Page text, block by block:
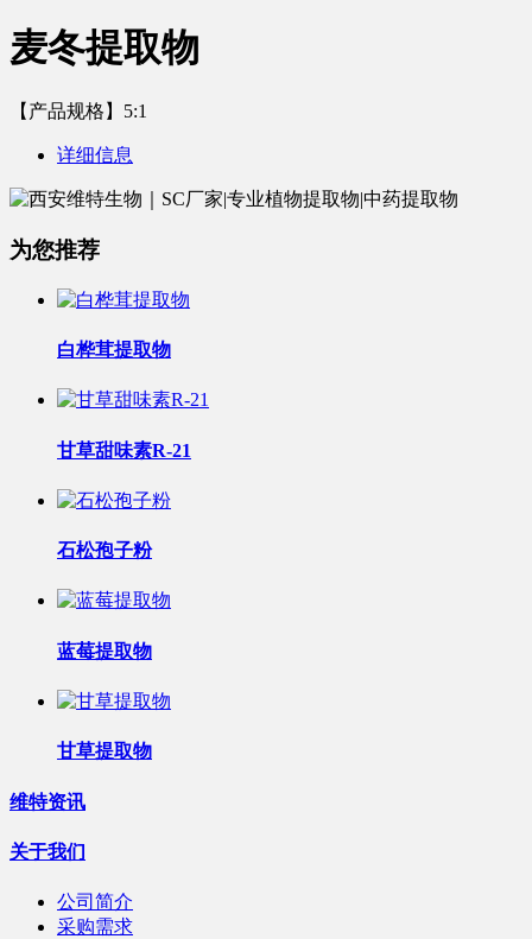
麦冬提取物
【产品规格】5:1
详细信息
为您推荐
白桦茸提取物
甘草甜味素R-21
石松孢子粉
蓝莓提取物
甘草提取物
维特资讯
关于我们
公司简介
采购需求